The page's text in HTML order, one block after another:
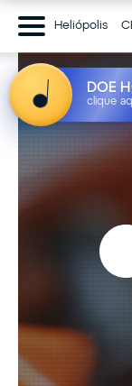
Heliópolis
DOE
clique